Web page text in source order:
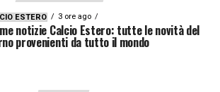
ESTERO 3 ore ago
notizie Calcio Estero: tutte le novità del
provenienti da tutto il mondo